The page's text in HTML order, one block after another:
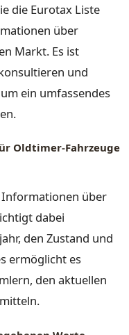
die Eurotax Liste
über
Markt. Es ist
und
ein umfassendes
Oldtimer-Fahrzeuge
Informationen über
dabei
den Zustand und
ermöglicht es
den aktuellen